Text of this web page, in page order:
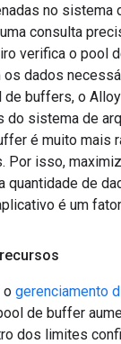
no sistema
consulta
verifica o pool
os dados
buffers, o
do sistema de
é muito mais
Por isso,
quantidade de
é um
o gerenciamento
de buffer
dos limites